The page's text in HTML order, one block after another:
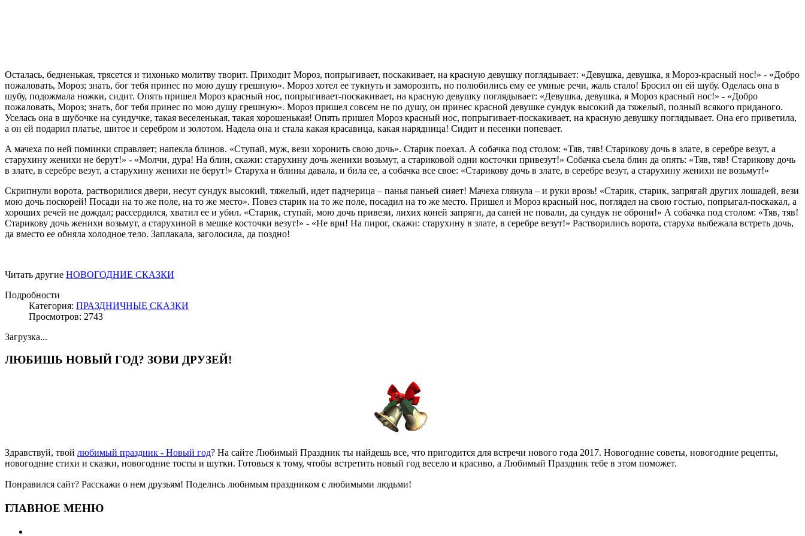
Осталась, бедненькая, трясется и тихонько молитву творит. Приходит Мороз, попрыгивает, поскакивает, на красную девушку поглядывает: «Девушка, девушка, я Мороз-красный нос!» - «Добро
пожаловать, Мороз; знать, бог тебя принес по мою душу грешную». Мороз хотел ее тукнуть и заморозить, но полюбились ему ее умные речи, жаль стало! Бросил он ей шубу. Оделась она в
шубу, подожмала ножки, сидит. Опять пришел Мороз красный нос, попрыгивает-поскакивает, на красную девушку поглядывает: «Девушка, девушка, я Мороз красный нос!» - «Добро
пожаловать, Мороз; знать, бог тебя принес по мою душу грешную». Мороз пришел совсем не по душу, он принес красной девушке сундук высокий да тяжелый, полный всякого приданого.
Уселась она в шубочке на сундучке, такая веселенькая, такая хорошенькая! Опять пришел Мороз красный нос, попрыгивает-поскакивает, на красную девушку поглядывает. Она его приветила,
а он ей подарил платье, шитое и серебром и золотом. Надела она и стала какая красавица, какая нарядница! Сидит и песенки попевает.
А мачеха по ней поминки справляет; напекла блинов. «Ступай, муж, вези хоронить свою дочь». Старик поехал. А собачка под столом: «Тяв, тяв! Старикову дочь в злате, в серебре везут, а
старухину женихи не берут!» - «Молчи, дура! На блин, скажи: старухину дочь женихи возьмут, а стариковой одни косточки привезут!» Собачка съела блин да опять: «Тяв, тяв! Старикову дочь
в злате, в серебре везут, а старухину женихи не берут!» Старуха и блины давала, и била ее, а собачка все свое: «Старикову дочь в злате, в серебре везут, а старухину женихи не возьмут!»
Скрипнули ворота, растворилися двери, несут сундук высокий, тяжелый, идет падчерица – панья паньей сияет! Мачеха глянула – и руки врозь! «Старик, старик, запрягай других лошадей, вези
мою дочь поскорей! Посади на то же поле, на то же место». Повез старик на то же поле, посадил на то же место. Пришел и Мороз красный нос, поглядел на свою гостью, попрыгал-поскакал, а
хороших речей не дождал; рассердился, хватил ее и убил. «Старик, ступай, мою дочь привези, лихих коней запряги, да саней не повали, да сундук не оброни!» А собачка под столом: «Тяв, тяв!
Старикову дочь женихи возьмут, а старухиной в мешке косточки везут!» - «Не ври! На пирог, скажи: старухину в злате, в серебре везут!» Растворились ворота, старуха выбежала встреть дочь,
да вместо ее обняла холодное тело. Заплакала, заголосила, да поздно!
Читать другие НОВОГОДНИЕ СКАЗКИ
Подробности
Категория: ПРАЗДНИЧНЫЕ СКАЗКИ
Просмотров: 2743
Загрузка...
ЛЮБИШЬ НОВЫЙ ГОД? ЗОВИ ДРУЗЕЙ!
Здравствуй, твой любимый праздник - Новый год? На сайте Любимый Праздник ты найдешь все, что пригодится для встречи нового года 2017. Новогодние советы, новогодние рецепты,
новогодние стихи и сказки, новогодние тосты и шутки. Готовься к тому, чтобы встретить новый год весело и красиво, а Любимый Праздник тебе в этом поможет.
Понравился сайт? Расскажи о нем друзьям! Поделись любимым праздником с любимыми людьми!
ГЛАВНОЕ МЕНЮ